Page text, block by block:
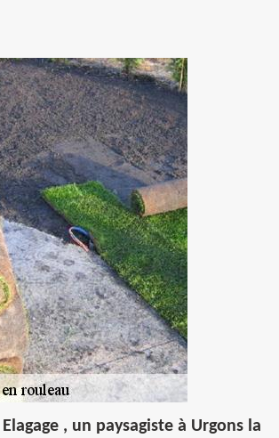
, un paysagiste à Urgons la